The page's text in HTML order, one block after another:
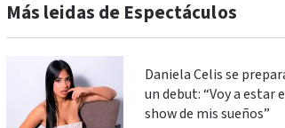
Más leidas de Espectáculos
Daniela Celis se
un debut: “Voy a estar
show de mis sueños”